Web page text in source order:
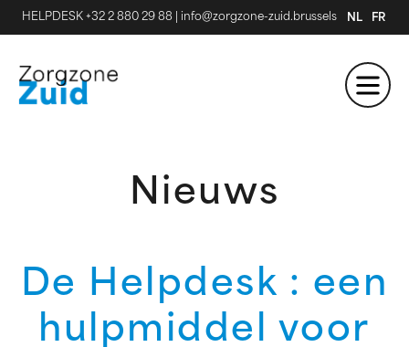
HELPDESK +32 2 880 29 88 info@zorgzone-zuid.brussels NL FR
Nieuws
De Helpdesk : een
hulpmiddel voor